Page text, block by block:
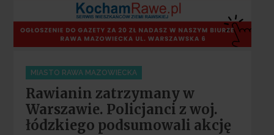
Categories
MIASTO RAWA MAZOWIECKA
Rawianin zatrzymany w
Warszawie. Policjanci z woj.
łódzkiego podsumowali akcję